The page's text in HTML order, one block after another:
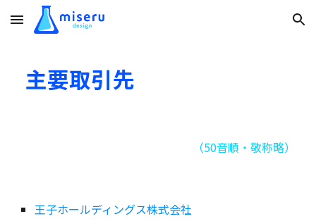
Skip to main content Skip to navigation
主要取引先
（50音順・敬称略）
王子ホールディングス株式会社